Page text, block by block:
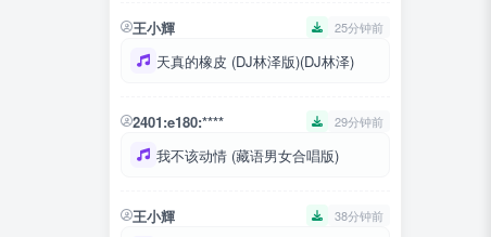
王小輝 25分钟前
天真的橡皮 (DJ林泽版)(DJ林泽)
2401:e180:**** 29分钟前
我不该动情 (藏语男女合唱版)
王小輝 38分钟前